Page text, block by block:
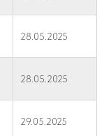
28.05.2025
28.05.2025
29.05.2025